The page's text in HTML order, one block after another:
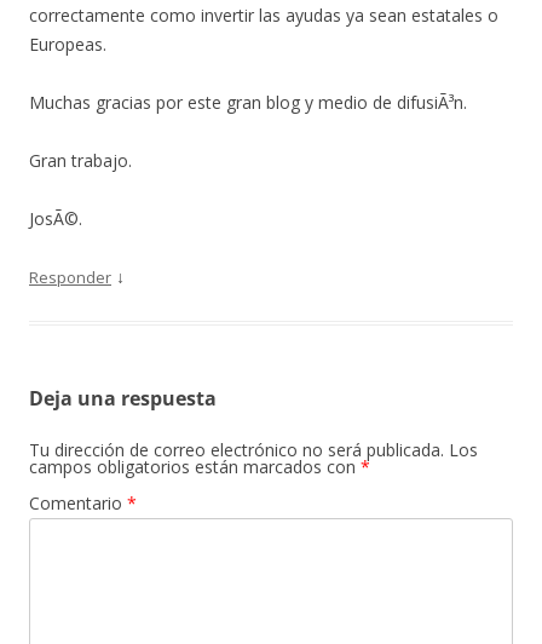
correctamente como invertir las ayudas ya sean estatales o
Europeas.
Muchas gracias por este gran blog y medio de difusiÃ³n.
Gran trabajo.
JosÃ©.
Responder ↓
Deja una respuesta
Tu dirección de correo electrónico no será publicada. Los
campos obligatorios están marcados con *
Comentario *